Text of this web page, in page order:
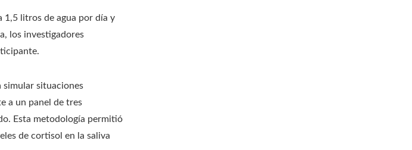
1,5 litros de agua por día y
los investigadores
simular situaciones
a un panel de tres
Esta metodología permitió
de cortisol en la saliva